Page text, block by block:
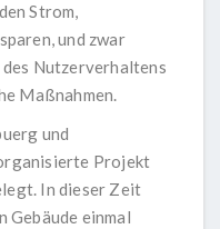
Strom,
und zwar
Nutzerverhaltens
Maßnahmen.
und
Projekt
In dieser Zeit
Gebäude einmal